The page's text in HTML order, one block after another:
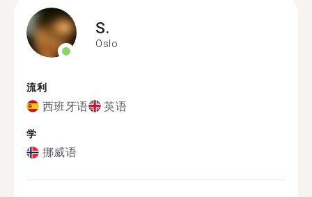
S.
Oslo
流利
西班牙语 英语
学
挪威语